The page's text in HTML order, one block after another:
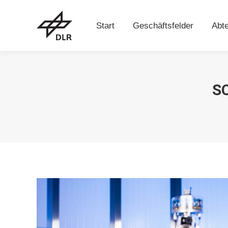
Start Geschäftsfelder
Start Geschäftsfelder